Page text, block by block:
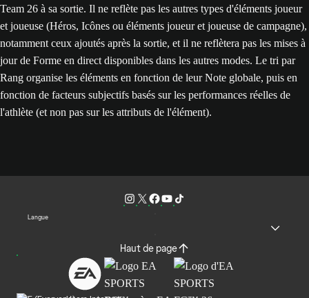
Team 26 à sa sortie. Il ne reflète pas les autres types d'éléments joueur
et joueuse (Héros, Icônes ou éléments joueur et joueuse de campagne),
notamment ceux ajoutés après la sortie, et il ne reflètera pas les mises à
jour de Forme en direct disponibles dans les autres modes. Le tri par
Rang organise les éléments en fonction de leur Note globale, puis en
fonction de facteurs subjectifs basés sur les performances réelles de
l'athlète (et non pas sur les attributs de l'élément).
Langue
Haut de page